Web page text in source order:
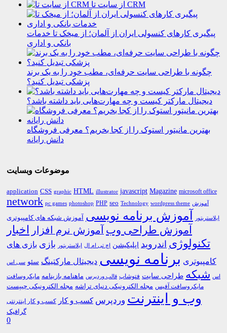
از سایت تا CRM
پیگیری کارهای کنسولی ایران از آلمان؛ از میخک تا خدمات
بانکی و اداری
چگونه با طراحی سایت حرفه‌ای، مطب خود را به یک برند
پزشکی تبدیل کنید؟
دیجیتال مارکتر کیست و چه مهارت‌هایی باید داشته باشد؟
بهترین مانیتور استوک را از کجا بخریم؟ معرفی فروشگاه
دانش رایانه
موضوعات وبسایت
application CSS graphic HTML illustrator javascript Magazine microsoft office
network pc games photoshop PHP seo Technology wordpress theme آموزش
ایلاستریتور آموزش برنامه نویسی آموزش شبکه های کامپیوتری
آموزش طراحی وب آموزش نرم افزار اخبار
تکنولوژی اندروید اپلیکیشن اچ تی ام ال ایلاستریتور بازی بازی های
کامپیوتری برنامه نویسی دیجیتال مارکتینگ سئو سی اس
اس شبکه طراحی سایت فتوشاپ قالب وردپرس ماهنامه بازینامه مایکروسافت
مایکروسافت آفیس مجله الکترونیکی دنیای تراشه مجله الکترونیکی چیپست
وب و اینترنت وردپرس کسب و کار کسب و کار اینترنتی
گرافیک
0